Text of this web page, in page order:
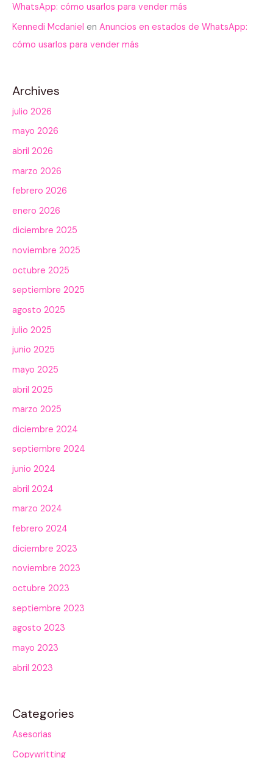
WhatsApp: cómo usarlos para vender más
Kennedi Mcdaniel en Anuncios en estados de WhatsApp:
cómo usarlos para vender más
Archives
julio 2026
mayo 2026
abril 2026
marzo 2026
febrero 2026
enero 2026
diciembre 2025
noviembre 2025
octubre 2025
septiembre 2025
agosto 2025
julio 2025
junio 2025
mayo 2025
abril 2025
marzo 2025
diciembre 2024
septiembre 2024
junio 2024
abril 2024
marzo 2024
febrero 2024
diciembre 2023
noviembre 2023
octubre 2023
septiembre 2023
agosto 2023
mayo 2023
abril 2023
Categories
Asesorias
Copywritting